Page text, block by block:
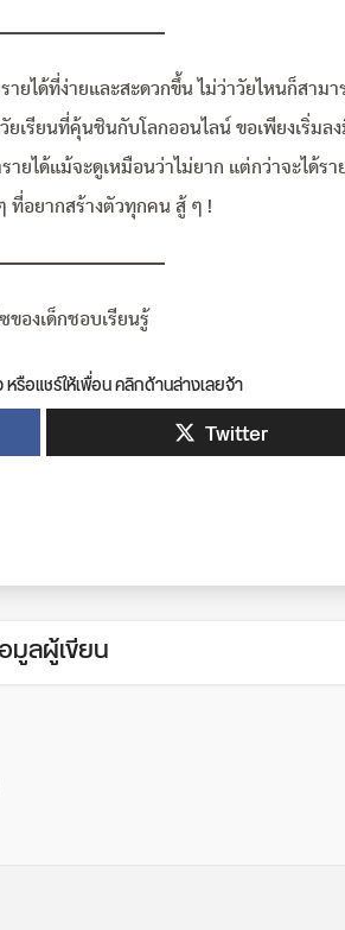
ายได้ที่ง่ายและสะดวกขึ้น ไม่ว่าวัยไหนก็สามา
ยเรียนที่คุ้นชินกับโลกออนไลน์ ขอเพียงเริ่มล
ายได้แม้จะดูเหมือนว่าไม่ยาก แต่กว่าจะได้รา
ที่อยากสร้างตัวทุกคน สู้ ๆ !
ของเด็กชอบเรียนรู้
รือแชร์ให้เพื่อน คลิกด้านล่างเลยจ้า
Twitter
มูลผู้เขียน